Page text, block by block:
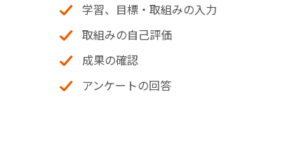
学習、目標・取組みの入力
取組みの自己評価
成果の確認
アンケートの回答